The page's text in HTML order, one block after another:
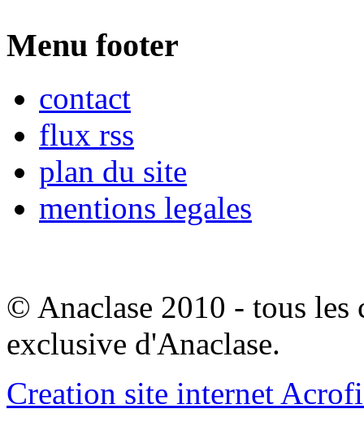
Menu footer
contact
flux rss
plan du site
mentions legales
© Anaclase 2010 - tous les
exclusive d'Anaclase.
Creation site internet